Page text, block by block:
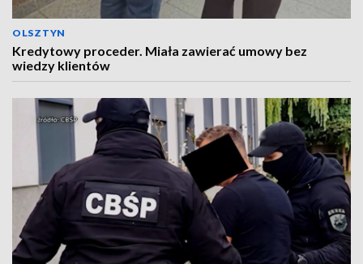
OLSZTYN
Kredytowy proceder. Miała zawierać umowy bez
wiedzy klientów